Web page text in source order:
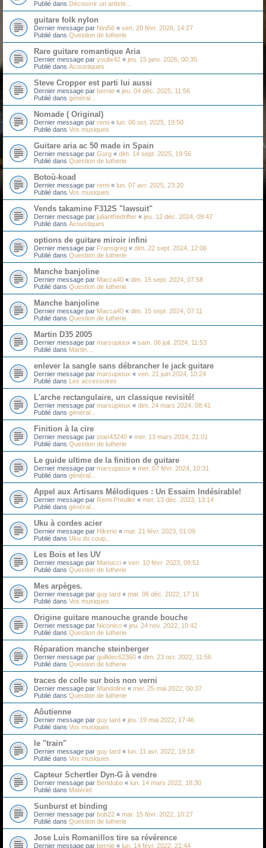
Publié dans Découvrir un artiste...
guitare folk nylon
Dernier message par Nini56 « ven. 20 févr. 2026, 14:27
Publié dans Question de lutherie
Rare guitare romantique Aria
Dernier message par youlix42 « jeu. 15 janv. 2026, 00:35
Publié dans Acoustiques
Steve Cropper est parti lui aussi
Dernier message par bernie « jeu. 04 déc. 2025, 11:56
Publié dans général...
Nomade ( Original)
Dernier message par remi « lun. 06 oct. 2025, 19:50
Publié dans Vos musiques
Guitare aria ac 50 made in Spain
Dernier message par Gorg « dim. 14 sept. 2025, 19:56
Publié dans Question de lutherie
Botoù-koad
Dernier message par remi « lun. 07 avr. 2025, 23:20
Publié dans Vos musiques
Vends takamine F312S "lawsuit"
Dernier message par julianthedrifter « jeu. 12 déc. 2024, 09:47
Publié dans Acoustiques
options de guitare miroir infini
Dernier message par Fransgreg « dim. 22 sept. 2024, 12:06
Publié dans Question de lutherie
Manche banjoline
Dernier message par Macca40 « dim. 15 sept. 2024, 07:58
Publié dans Question de lutherie
Manche banjoline
Dernier message par Macca40 « dim. 15 sept. 2024, 07:11
Publié dans Question de lutherie
Martin D35 2005
Dernier message par marsupioux « sam. 06 juil. 2024, 11:53
Publié dans Martin...
enlever la sangle sans débrancher le jack guitare
Dernier message par marsupioux « ven. 21 juin 2024, 10:24
Publié dans Les accessoires
L'arche rectangulaire, un classique revisité!
Dernier message par marsupioux « dim. 24 mars 2024, 08:41
Publié dans général...
Finition à la cire
Dernier message par stan43240 « mer. 13 mars 2024, 21:01
Publié dans Question de lutherie
Le guide ultime de la finition de guitare
Dernier message par marsupioux « mer. 07 févr. 2024, 10:31
Publié dans général...
Appel aux Artisans Mélodiques : Un Essaim Indésirable!
Dernier message par Remi Preuller « mer. 13 déc. 2023, 13:14
Publié dans général...
Uku à cordes acier
Dernier message par Hikeno « mar. 21 févr. 2023, 01:09
Publié dans Uku du coup...
Les Bois et les UV
Dernier message par Manucci « ven. 10 févr. 2023, 09:51
Publié dans Question de lutherie
Mes arpèges.
Dernier message par guy tard « mar. 06 déc. 2022, 17:16
Publié dans Vos musiques
Origine guitare manouche grande bouche
Dernier message par Niconico « jeu. 24 nov. 2022, 10:42
Publié dans Question de lutherie
Réparation manche steinberger
Dernier message par guilldec62360 « dim. 23 oct. 2022, 11:56
Publié dans Question de lutherie
traces de colle sur bois non verni
Dernier message par Mandoline « mer. 25 mai 2022, 00:37
Publié dans Question de lutherie
Aôutienne
Dernier message par guy tard « jeu. 19 mai 2022, 17:46
Publié dans Vos musiques
le "train"
Dernier message par guy tard « lun. 11 avr. 2022, 19:18
Publié dans Vos musiques
Capteur Schertler Dyn-G à vendre
Dernier message par Bertdubo « lun. 14 mars 2022, 18:30
Publié dans Matériel
Sunburst et binding
Dernier message par bob22 « mar. 15 févr. 2022, 10:27
Publié dans Question de lutherie
Jose Luis Romanillos tire sa révérence
Dernier message par bernie « lun. 14 févr. 2022, 21:44